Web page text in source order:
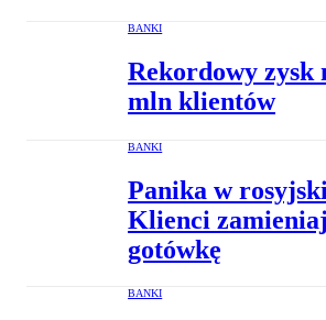
BANKI
Rekordowy zysk
mln klientów
BANKI
Panika w
Klienci
gotówkę
BANKI